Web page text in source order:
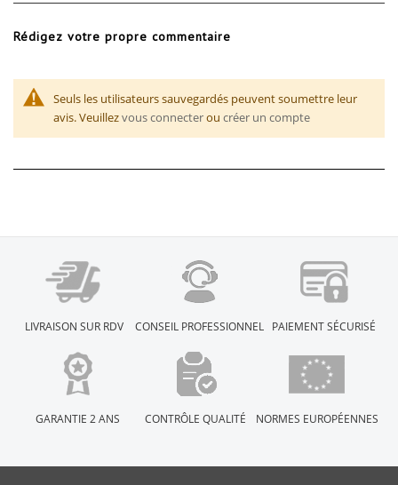
Rédigez votre propre commentaire
Seuls les utilisateurs sauvegardés peuvent soumettre leur
avis. Veuillezvous connecterou créer un compte
LIVRAISON SUR RDV CONSEIL PROFESSIONNEL PAIEMENT SÉCURISÉ
GARANTIE 2 ANS CONTRÔLE QUALITÉ NORMES EUROPÉENNES